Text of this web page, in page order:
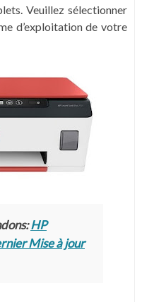
Veuillez sélectionner
d’exploitation de votre
HP
Mise à jour